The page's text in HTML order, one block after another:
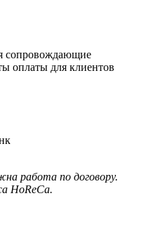
сопровождающие
оплаты для клиентов
работа по договору.
HoReCa.